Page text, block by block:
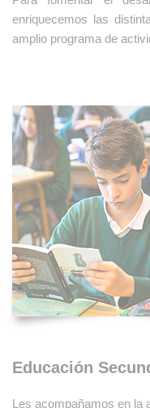
enriquecemos las
amplio programa de
Educación
Les acompañamos en la